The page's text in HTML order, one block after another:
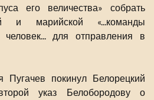
его величества» собрать
и марийской «...команды
человек... для отправления в
покинул Белорецкий
указ Белобородову о